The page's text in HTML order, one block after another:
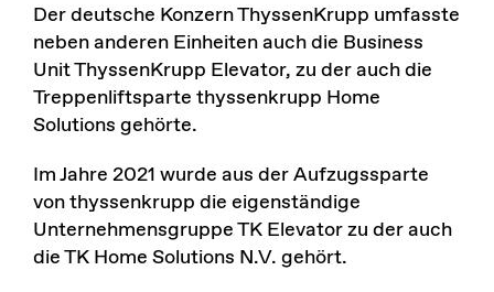
Der deutsche Konzern ThyssenKrupp umfasste
neben anderen Einheiten auch die Business
Unit ThyssenKrupp Elevator, zu der auch die
Treppenliftsparte thyssenkrupp Home
Solutions gehörte.
Im Jahre 2021 wurde aus der Aufzugssparte
von thyssenkrupp die eigenständige
Unternehmensgruppe TK Elevator zu der auch
die TK Home Solutions N.V. gehört.